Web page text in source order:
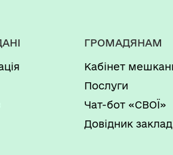
ГРОМАДЯНАМ
Кабінет
Послуги
Чат-бот «СВОЇ»
Довідник